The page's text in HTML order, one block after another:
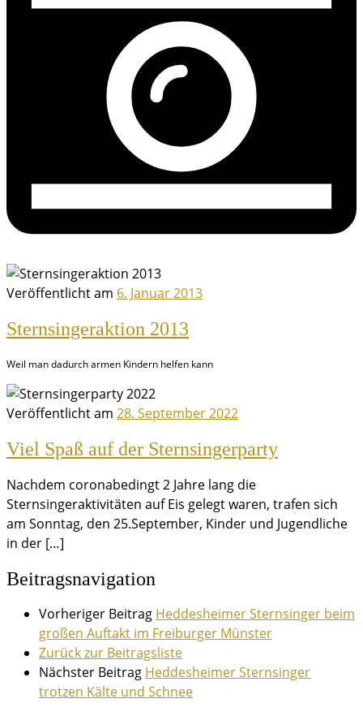
Veröffentlicht am 6. Januar 2013
Sternsingeraktion 2013
Weil man dadurch armen Kindern helfen kann
Veröffentlicht am 28. September 2022
Viel Spaß auf der Sternsingerparty
Nachdem coronabedingt 2 Jahre lang die
Sternsingeraktivitäten auf Eis gelegt waren, trafen sich
am Sonntag, den 25.September, Kinder und Jugendliche
in der […]
Beitragsnavigation
Vorheriger Beitrag Heddesheimer Sternsinger beim
großen Auftakt im Freiburger Münster
Zurück zur Beitragsliste
Nächster Beitrag Heddesheimer Sternsinger
trotzen Kälte und Schnee